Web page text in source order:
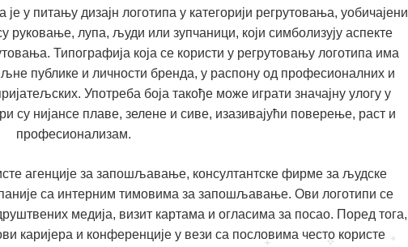
у питању дизајн логотипа у категорији регрутовања, уобичајени
руковање, лупа, људи или зупчаници, који симболизују аспекте
Типографија која се користи у регрутовању логотипа има
публике и личности бренда, у распону од професионалних и
Употреба боја такође може играти значајну улогу у
су нијансе плаве, зелене и сиве, изазивајући поверење, раст и
професионализам.
агенције за запошљавање, консултантске фирме за људске
са интерним тимовима за запошљавање. Ови логотипи се
медија, визит картама и огласима за посао. Поред тога,
каријера и конференције у вези са пословима често користе